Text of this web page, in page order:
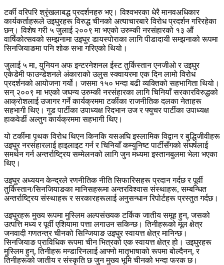
टर्की वरिपरि श्रृंखलाबद्ध प्रदर्शनहरु भए। विश्वभरका धेरै मानवअधिकार
कार्यकर्ताहरूले उइघुरहरू विरुद्ध चीनको अत्याचारबारे विरोध प्रदर्शन गरिरहेका
छन्। विशेष गरी ५ जुलाई २००९ मा भएको उरुम्की नरसंहारको १३ औं
वार्षिकोत्सवको सम्झनामा उइघुर डायस्पोराका लागि पीडादायी सम्झनाको रूपमा
सिनजियाङमा पनि शोक सभा गरिएको थियो।
जुलाई ५ मा, युनियन अफ इन्टरनेशनल ईस्ट तुर्किस्तान एनजीओ र उइघुर
एकेडेमी फाउन्डेशनले अंकाराको उलुस स्क्वायरमा एक दिन लामो विरोध
प्रदर्शनको आयोजना गर्यो। जसमा १५० भन्दा बढी व्यक्तिको सहभागिता थियो।
सन् २००९ मा भएको जघन्य उरुम्की नरसंहारका लागि चिनियाँ सरकारविरुद्धको
आक्रोशलाई उजागर गर्ने कार्यक्रममा टर्कीका राजनीतिक दलका नेताहरू
सहभागी थिए। गुड पार्टीका उपाध्यक्ष रिदभान उज र फ्युचर पार्टीका उपाध्यक्ष
हाकवेर्डी अल्तुग कार्यक्रममा सहभागी थिए।
यो टर्कीमा पृथक विरोध थिएन किनकि यसअघि इस्लामिक विद्वान र बुद्धिजीवीहरू
उइघुर नरसंहारलाई हाइलाइट गर्न र चिनियाँ कम्युनिष्ट पार्टीसँगको संघर्षलाई
समर्थन गर्न अन्तर्राष्ट्रिय सम्मेलनको लागि जुन मध्यमा इस्तानबुलमा भेला भएका
थिए।
उइघुर अध्ययन केन्द्रले रणनीतिक नीति सिफारिसहरू प्रदान गर्दछ र पूर्वी
तुर्किस्तान/सिनजियाङका मानिसहरूमा अन्तरविश्वास संस्थाहरू, सम्बन्धित
अन्तर्राष्ट्रिय संस्थाहरू र सरकारहरूलाई अनुसन्धान रिपोर्टहरू प्रस्तुत गर्दछ।
उइघुरहरू मुख्य रूपमा मुस्लिम अल्पसंख्यक टर्किक जातीय समूह हुन्, जसको
उत्पत्ति मध्य र पूर्वी एशियामा पत्ता लगाउन सकिन्छ। तिनीहरूको मूल क्षेत्र
जनवादी गणतन्त्र चीनको सिन्जियाङ उइघुर स्वायत्त क्षेत्र मानिन्छ।
सिनजियाङ प्राविधिक रूपमा चीन भित्रको एक स्वायत्त क्षेत्र हो। उइघुरहरू
मुस्लिम हुन्, तिनीहरू मन्डारिनलाई आफ्नो मातृभाषाको रूपमा बोल्दैनन्, र
तिनीहरूको जातीय र संस्कृति छ जुन मुख्य भूमि चीनको भन्दा फरक छ।